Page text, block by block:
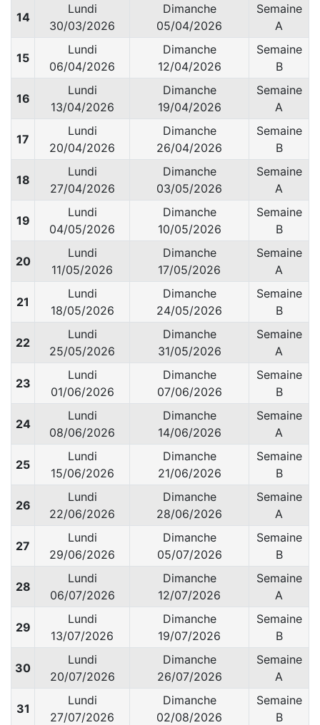
14
Lundi
30/03/2026
Dimanche
05/04/2026
Semaine
A
15
Lundi
06/04/2026
Dimanche
12/04/2026
Semaine
B
16
Lundi
13/04/2026
Dimanche
19/04/2026
Semaine
A
17
Lundi
20/04/2026
Dimanche
26/04/2026
Semaine
B
18
Lundi
27/04/2026
Dimanche
03/05/2026
Semaine
A
19
Lundi
04/05/2026
Dimanche
10/05/2026
Semaine
B
20
Lundi
11/05/2026
Dimanche
17/05/2026
Semaine
A
21
Lundi
18/05/2026
Dimanche
24/05/2026
Semaine
B
22
Lundi
25/05/2026
Dimanche
31/05/2026
Semaine
A
23
Lundi
01/06/2026
Dimanche
07/06/2026
Semaine
B
24
Lundi
08/06/2026
Dimanche
14/06/2026
Semaine
A
25
Lundi
15/06/2026
Dimanche
21/06/2026
Semaine
B
26
Lundi
22/06/2026
Dimanche
28/06/2026
Semaine
A
27
Lundi
29/06/2026
Dimanche
05/07/2026
Semaine
B
28
Lundi
06/07/2026
Dimanche
12/07/2026
Semaine
A
29
Lundi
13/07/2026
Dimanche
19/07/2026
Semaine
B
30
Lundi
20/07/2026
Dimanche
26/07/2026
Semaine
A
31
Lundi
27/07/2026
Dimanche
02/08/2026
Semaine
B